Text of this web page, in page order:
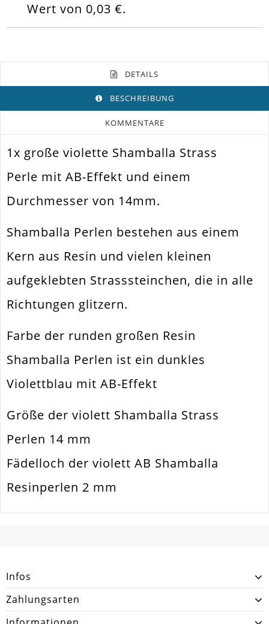
Wert von 0,03 €.
DETAILS
BESCHREIBUNG
KOMMENTARE
Farbe Lila Bis Violett
Funktion Schmuckperle
Spezifikation Shamballa Strassperle
Verwendung
Halsketten. Armbänder. Ohrringe.
Universell Einsetzbar
Perlengröße 14mm
Fädelloch /
Innendurchmesser
2mm
Form / Motiv Rund
Ausführung Mit AB-Effekt
Menge 1 Stück
1x große violette Shamballa Strass
Perle mit AB-Effekt und einem
Durchmesser von 14mm.
Shamballa Perlen bestehen aus einem
Kern aus Resin und vielen kleinen
aufgeklebten Strasssteinchen, die in alle
Richtungen glitzern.
Farbe der runden großen Resin
Shamballa Perlen ist ein dunkles
Violettblau mit AB-Effekt
Größe der violett Shamballa Strass
Perlen 14 mm
Fädelloch der violett AB Shamballa
Resinperlen 2 mm
Infos
Zahlungsarten